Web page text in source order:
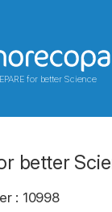
for better Science
better
: 10998